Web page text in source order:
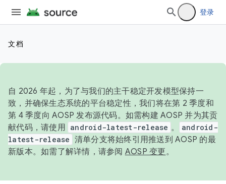
登录
文档
自 2026 年起，为了与我们的主干稳定开发模型保持一
致，并确保生态系统的平台稳定性，我们将在第 2 季度和
第 4 季度向 AOSP 发布源代码。如需构建 AOSP 并为其贡
献代码，请使用 android-latest-release 。
android-
latest-release 清单分支将始终引用推送到 AOSP 的最
新版本。如需了解详情，请参阅 AOSP 变更。